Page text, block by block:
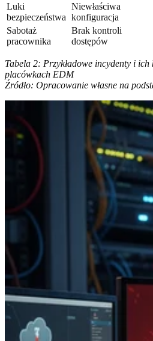
Luki
bezpieczeństwa
Niewłaściwa
konfiguracja
Sabotaż
pracownika
Brak kontroli
dostępów
Tabela 2: Przykładowe incydenty i
placówkach EDM
Źródło: Opracowanie własne na